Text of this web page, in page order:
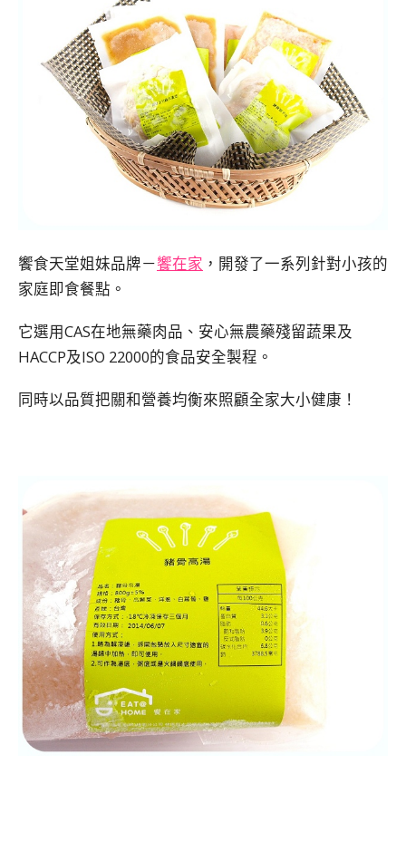
饗食天堂姐妹品牌－饗在家 ，開發了一系列針對小孩的
家庭即食餐點。
它選用CAS在地無藥肉品、安心無農藥殘留蔬果及
HACCP及ISO 22000的食品安全製程。
同時以品質把關和營養均衡來照顧全家大小健康！